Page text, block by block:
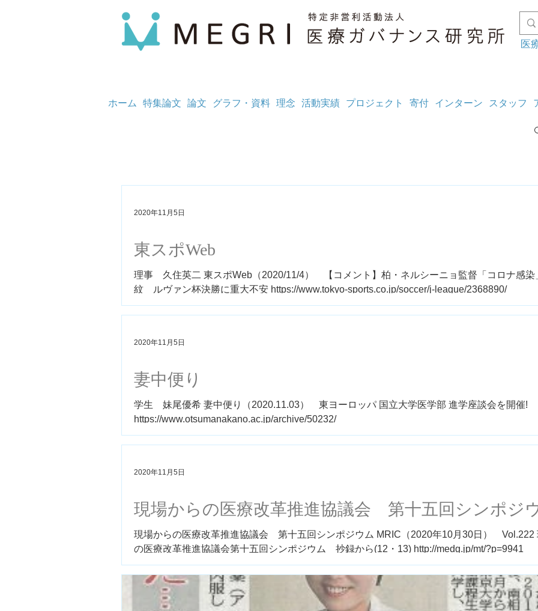
医
ホーム 特集論文 論文 グラフ・資料 理念 活動実績 プロジェクト 寄付 インターン スタッフ
東スポWeb
理事 久住英二 東スポWeb（2020/11/4） 【コメント】柏・ネルシーニョ監督「コロナ感染
紋 ルヴァン杯決勝に重大不安 https://www.tokyo-sports.co.jp/soccer/j-league/2368890/
2020年11月5日
妻中便り
学生 妹尾優希 妻中便り（2020.11.03） 東ヨーロッパ 国立大学医学部 進学座談会を開催!
https://www.otsumanakano.ac.jp/archive/50232/
2020年11月5日
現場からの医療改革推進協議会 第十五回シンポジ
現場からの医療改革推進協議会 第十五回シンポジウム MRIC（2020年10月30日） Vol.222
の医療改革推進協議会第十五回シンポジウム 抄録から(12・13) http://medg.jp/mt/?p=9941
2020年11月5日